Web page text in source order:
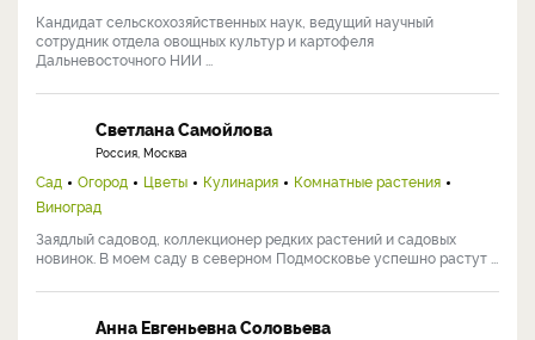
Кандидат сельскохозяйственных наук, ведущий научный
сотрудник отдела овощных культур и картофеля
Дальневосточного НИИ ...
Светлана Самойлова
Россия, Москва
Сад Огород Цветы Кулинария
Комнатные растения
Виноград
Заядлый садовод, коллекционер редких растений и садовых
новинок. В моем саду в северном Подмосковье успешно растут ...
Анна Евгеньевна Соловьева